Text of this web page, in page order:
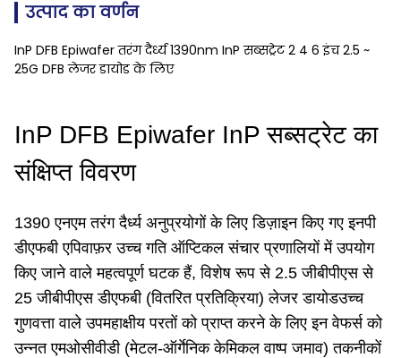
उत्पाद का वर्णन
InP DFB Epiwafer तरंग दैर्ध्य 1390nm InP सब्सट्रेट 2 4 6 इंच 2.5 ~
25G DFB लेजर डायोड के लिए
InP DFB Epiwafer InP सब्सट्रेट का
संक्षिप्त विवरण
1390 एनएम तरंग दैर्ध्य अनुप्रयोगों के लिए डिज़ाइन किए गए इनपी
डीएफबी एपिवाफ़र उच्च गति ऑप्टिकल संचार प्रणालियों में उपयोग
किए जाने वाले महत्वपूर्ण घटक हैं, विशेष रूप से 2.5 जीबीपीएस से
25 जीबीपीएस डीएफबी (वितरित प्रतिक्रिया) लेजर डायोडउच्च
गुणवत्ता वाले उपमहाक्षीय परतों को प्राप्त करने के लिए इन वेफर्स को
उन्नत एमओसीवीडी (मेटल-ऑर्गेनिक केमिकल वाष्प जमाव) तकनीकों